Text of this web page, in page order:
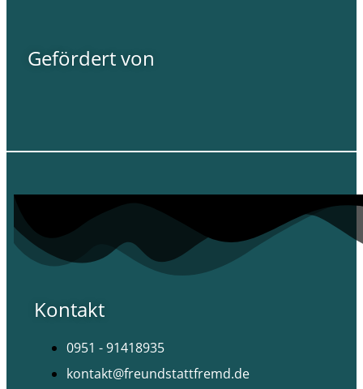
Gefördert von
Kontakt
0951 - 91418935
kontakt@freundstattfremd.de